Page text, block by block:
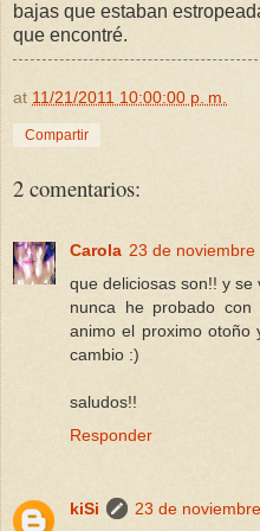
bajas que estaban
que encontré.
at 11/21/2011 10:00:00 p. m.
Compartir
2 comentarios:
Carola 23 de
que deliciosas son!! y se
nunca he probado
animo el proximo
cambio :)
saludos!!
Responder
kiSi
23 de